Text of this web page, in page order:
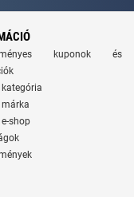
kuponok és
kategória
márka
shop